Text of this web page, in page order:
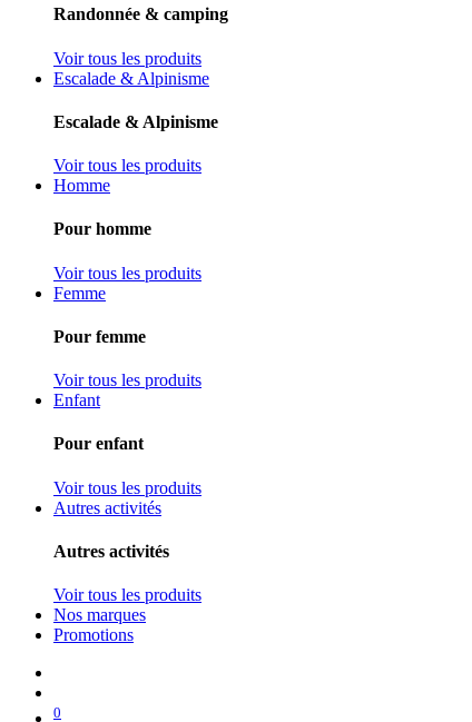
Randonnée & camping
Voir tous les produits
Escalade & Alpinisme
Escalade & Alpinisme
Voir tous les produits
Homme
Pour homme
Voir tous les produits
Femme
Pour femme
Voir tous les produits
Enfant
Pour enfant
Voir tous les produits
Autres activités
Autres activités
Voir tous les produits
Nos marques
Promotions
0